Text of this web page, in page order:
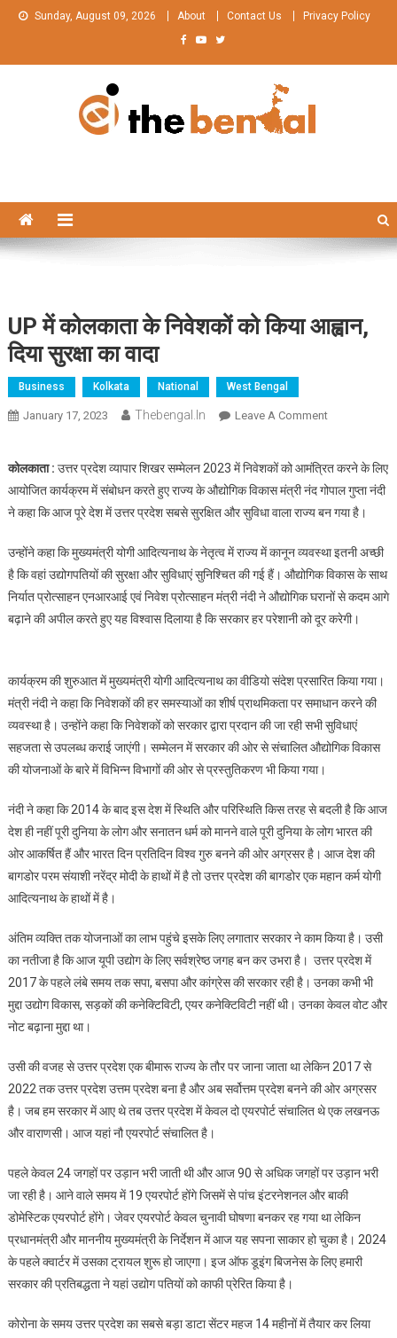
Skip
Sunday, August 09, 2026 About Contact Us Privacy Policy
UP में कोलकाता के निवेशकों को किया आह्वान,
दिया सुरक्षा का वादा
Business Kolkata National West Bengal
January 17, 2023 Thebengal.in Leave A CommentOn
कोलकाता
के
निवेशकों
किया
आह्वान,
दिया
सुरक्षा
कोलकाता : उत्तर प्रदेश व्यापार शिखर सम्मेलन 2023 में निवेशकों को आमंत्रित करने के लिए
आयोजित कार्यक्रम में संबोधन करते हुए राज्य के औद्योगिक विकास मंत्री नंद गोपाल गुप्ता नंदी
ने कहा कि आज पूरे देश में उत्तर प्रदेश सबसे सुरक्षित और सुविधा वाला राज्य बन गया है।
उन्होंने कहा कि मुख्यमंत्री योगी आदित्यनाथ के नेतृत्व में राज्य में कानून व्यवस्था इतनी अच्छी
है कि वहां उद्योगपतियों की सुरक्षा और सुविधाएं सुनिश्चित की गई हैं। औद्योगिक विकास के साथ
निर्यात प्रोत्साहन एनआरआई एवं निवेश प्रोत्साहन मंत्री नंदी ने औद्योगिक घरानों से कदम आगे
बढ़ाने की अपील करते हुए यह विश्वास दिलाया है कि सरकार हर परेशानी को दूर करेगी।
कार्यक्रम की शुरुआत में मुख्यमंत्री योगी आदित्यनाथ का वीडियो संदेश प्रसारित किया गया।
मंत्री नंदी ने कहा कि निवेशकों की हर समस्याओं का शीर्ष प्राथमिकता पर समाधान करने की
व्यवस्था है। उन्होंने कहा कि निवेशकों को सरकार द्वारा प्रदान की जा रही सभी सुविधाएं
सहजता से उपलब्ध कराई जाएंगी। सम्मेलन में सरकार की ओर से संचालित औद्योगिक विकास
की योजनाओं के बारे में विभिन्न विभागों की ओर से प्रस्तुतिकरण भी किया गया।
नंदी ने कहा कि 2014 के बाद इस देश में स्थिति और परिस्थिति किस तरह से बदली है कि आज
देश ही नहीं पूरी दुनिया के लोग और सनातन धर्म को मानने वाले पूरी दुनिया के लोग भारत की
ओर आकर्षित हैं और भारत दिन प्रतिदिन विश्व गुरु बनने की ओर अग्रसर है। आज देश की
बागडोर परम संयाशी नरेंद्र मोदी के हाथों में है तो उत्तर प्रदेश की बागडोर एक महान कर्म योगी
आदित्यनाथ के हाथों में है।
अंतिम व्यक्ति तक योजनाओं का लाभ पहुंचे इसके लिए लगातार सरकार ने काम किया है। उसी
का नतीजा है कि आज यूपी उद्योग के लिए सर्वश्रेष्ठ जगह बन कर उभरा है। उत्तर प्रदेश में
2017 के पहले लंबे समय तक सपा, बसपा और कांग्रेस की सरकार रही है। उनका कभी भी
मुद्दा उद्योग विकास, सड़कों की कनेक्टिविटी, एयर कनेक्टिविटी नहीं थी। उनका केवल वोट और
नोट बढ़ाना मुद्दा था।
उसी की वजह से उत्तर प्रदेश एक बीमारू राज्य के तौर पर जाना जाता था लेकिन 2017 से
2022 तक उत्तर प्रदेश उत्तम प्रदेश बना है और अब सर्वोत्तम प्रदेश बनने की ओर अग्रसर
है। जब हम सरकार में आए थे तब उत्तर प्रदेश में केवल दो एयरपोर्ट संचालित थे एक लखनऊ
और वाराणसी। आज यहां नौ एयरपोर्ट संचालित है।
पहले केवल 24 जगहों पर उड़ान भरी जाती थी और आज 90 से अधिक जगहों पर उड़ान भरी
जा रही है। आने वाले समय में 19 एयरपोर्ट होंगे जिसमें से पांच इंटरनेशनल और बाकी
डोमेस्टिक एयरपोर्ट होंगे। जेवर एयरपोर्ट केवल चुनावी घोषणा बनकर रह गया था लेकिन
प्रधानमंत्री और माननीय मुख्यमंत्री के निर्देशन में आज यह सपना साकार हो चुका है। 2024
के पहले क्वार्टर में उसका ट्रायल शुरू हो जाएगा। इज ऑफ डूइंग बिजनेस के लिए हमारी
सरकार की प्रतिबद्धता ने यहां उद्योग पतियों को काफी प्रेरित किया है।
कोरोना के समय उत्तर प्रदेश का सबसे बड़ा डाटा सेंटर महज 14 महीनों में तैयार कर लिया